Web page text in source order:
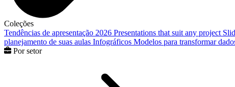
Coleções
Tendências de apresentação 2026 Presentations that suit any project
planejamento de suas aulas Infográficos Modelos para transformar
Por setor